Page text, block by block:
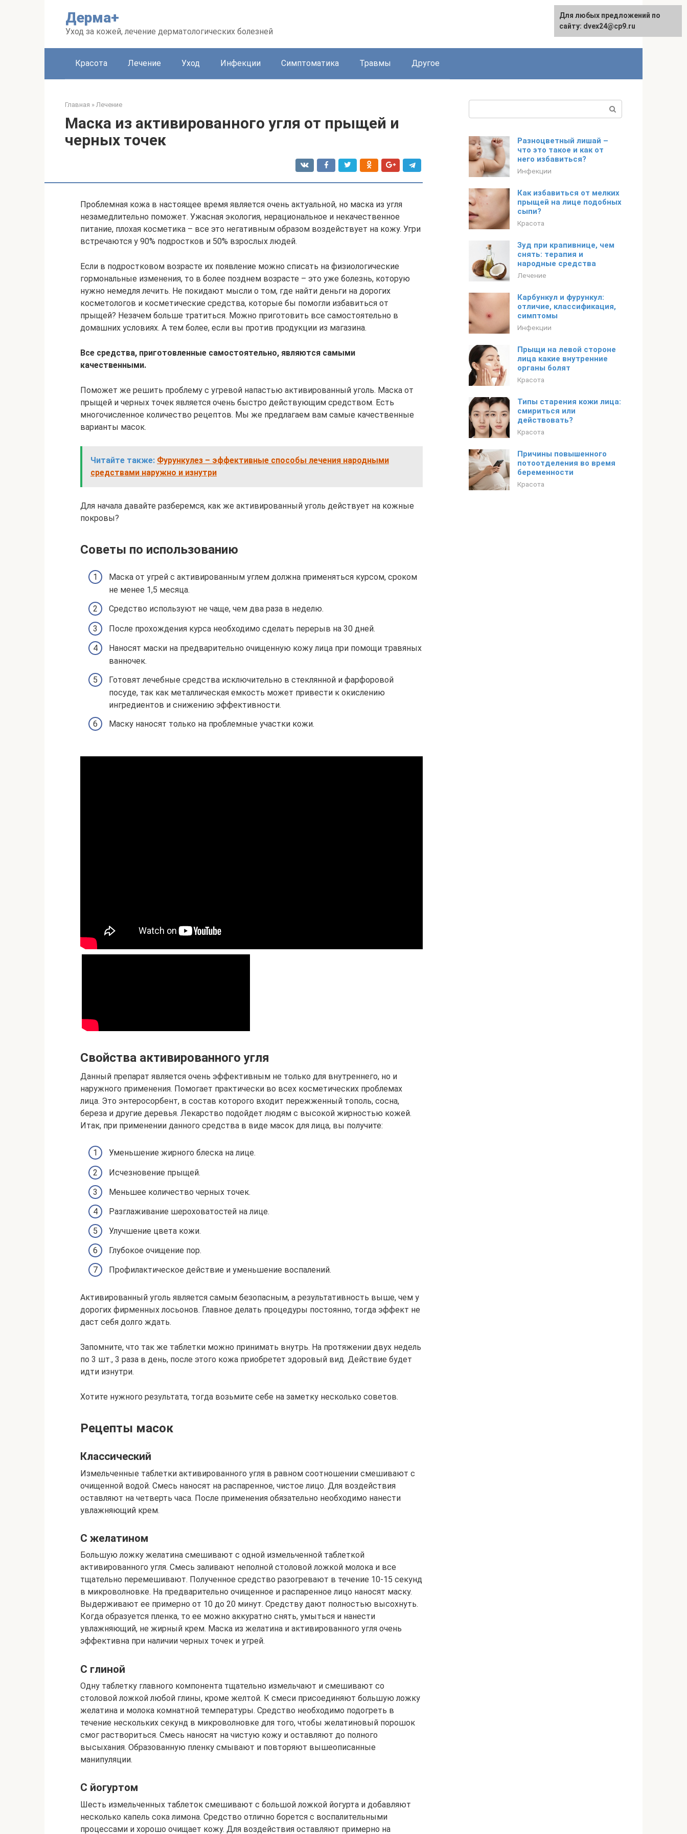
Дерма+
Уход за кожей, лечение дерматологических болезней
Красота Лечение Уход Инфекции Симптоматика Травмы Другое
Главная » Лечение
Маска из активированного угля от прыщей и
черных точек
Проблемная кожа в настоящее время является очень актуальной, но маска из угля
незамедлительно поможет. Ужасная экология, нерациональное и некачественное
питание, плохая косметика – все это негативным образом воздействует на кожу. Угри
встречаются у 90% подростков и 50% взрослых людей.
Если в подростковом возрасте их появление можно списать на физиологические
гормональные изменения, то в более позднем возрасте – это уже болезнь, которую
нужно немедля лечить. Не покидают мысли о том, где найти деньги на дорогих
косметологов и косметические средства, которые бы помогли избавиться от
прыщей? Незачем больше тратиться. Можно приготовить все самостоятельно в
домашних условиях. А тем более, если вы против продукции из магазина.
Все средства, приготовленные самостоятельно, являются самыми
качественными.
Поможет же решить проблему с угревой напастью активированный уголь. Маска от
прыщей и черных точек является очень быстро действующим средством. Есть
многочисленное количество рецептов. Мы же предлагаем вам самые качественные
варианты масок.
Читайте также: Фурункулез – эффективные способы лечения народными
средствами наружно и изнутри
Для начала давайте разберемся, как же активированный уголь действует на кожные
покровы?
Советы по использованию
Маска от угрей с активированным углем должна применяться курсом, сроком
не менее 1,5 месяца.
Средство используют не чаще, чем два раза в неделю.
После прохождения курса необходимо сделать перерыв на 30 дней.
Наносят маски на предварительно очищенную кожу лица при помощи травяных
ванночек.
Готовят лечебные средства исключительно в стеклянной и фарфоровой
посуде, так как металлическая емкость может привести к окислению
ингредиентов и снижению эффективности.
Маску наносят только на проблемные участки кожи.
Свойства активированного угля
Данный препарат является очень эффективным не только для внутреннего, но и
наружного применения. Помогает практически во всех косметических проблемах
лица. Это энтеросорбент, в состав которого входит пережженный тополь, сосна,
береза и другие деревья. Лекарство подойдет людям с высокой жирностью кожей.
Итак, при применении данного средства в виде масок для лица, вы получите:
Уменьшение жирного блеска на лице.
Исчезновение прыщей.
Меньшее количество черных точек.
Разглаживание шероховатостей на лице.
Улучшение цвета кожи.
Глубокое очищение пор.
Профилактическое действие и уменьшение воспалений.
Активированный уголь является самым безопасным, а результативность выше, чем у
дорогих фирменных лосьонов. Главное делать процедуры постоянно, тогда эффект не
даст себя долго ждать.
Запомните, что так же таблетки можно принимать внутрь. На протяжении двух недель
по 3 шт., 3 раза в день, после этого кожа приобретет здоровый вид. Действие будет
идти изнутри.
Хотите нужного результата, тогда возьмите себе на заметку несколько советов.
Рецепты масок
Классический
Измельченные таблетки активированного угля в равном соотношении смешивают с
очищенной водой. Смесь наносят на распаренное, чистое лицо. Для воздействия
оставляют на четверть часа. После применения обязательно необходимо нанести
увлажняющий крем.
С желатином
Большую ложку желатина смешивают с одной измельченной таблеткой
активированного угля. Смесь заливают неполной столовой ложкой молока и все
тщательно перемешивают. Полученное средство разогревают в течение 10-15 секунд
в микроволновке. На предварительно очищенное и распаренное лицо наносят маску.
Выдерживают ее примерно от 10 до 20 минут. Средству дают полностью высохнуть.
Когда образуется пленка, то ее можно аккуратно снять, умыться и нанести
увлажняющий, не жирный крем. Маска из желатина и активированного угля очень
эффективна при наличии черных точек и угрей.
С глиной
Одну таблетку главного компонента тщательно измельчают и смешивают со
столовой ложкой любой глины, кроме желтой. К смеси присоединяют большую ложку
желатина и молока комнатной температуры. Средство необходимо подогреть в
течение нескольких секунд в микроволновке для того, чтобы желатиновый порошок
смог раствориться. Смесь наносят на чистую кожу и оставляют до полного
высыхания. Образованную пленку смывают и повторяют вышеописанные
манипуляции.
С йогуртом
Шесть измельченных таблеток смешивают с большой ложкой йогурта и добавляют
несколько капель сока лимона. Средство отлично борется с воспалительными
процессами и хорошо очищает кожу. Для воздействия оставляют примерно на
Разноцветный лишай –
что это такое и как от
него избавиться?
Инфекции
Как избавиться от мелких
прыщей на лице подобных
сыпи?
Красота
Зуд при крапивнице, чем
снять: терапия и
народные средства
Лечение
Карбункул и фурункул:
отличие, классификация,
симптомы
Инфекции
Прыщи на левой стороне
лица какие внутренние
органы болят
Красота
Типы старения кожи лица:
смириться или
действовать?
Красота
Причины повышенного
потоотделения во время
беременности
Красота
Для любых предложений по
сайту: dvex24@cp9.ru